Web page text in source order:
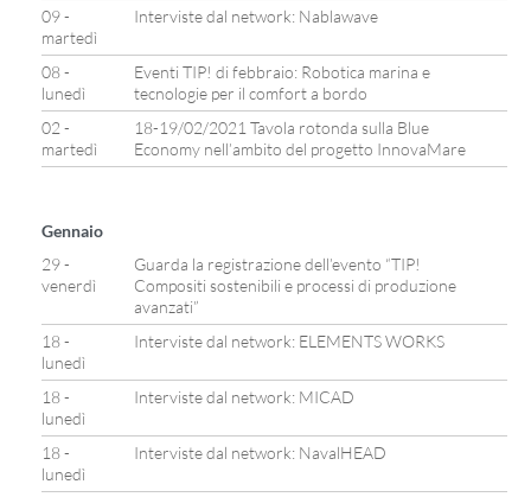
09 -
martedì
Interviste dal network: Nablawave
08 -
lunedì
Eventi TIP! di febbraio: Robotica marina e
tecnologie per il comfort a bordo
02 -
martedì
18-19/02/2021 Tavola rotonda sulla Blue
Economy nell’ambito del progetto InnovaMare
Gennaio
29 -
venerdì
Guarda la registrazione dell’evento “TIP!
Compositi sostenibili e processi di produzione
avanzati”
18 -
lunedì
Interviste dal network: ELEMENTS WORKS
18 -
lunedì
Interviste dal network: MICAD
18 -
lunedì
Interviste dal network: NavalHEAD